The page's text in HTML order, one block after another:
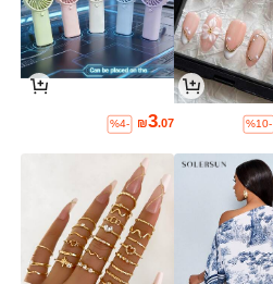
%10-
₪3.07
%4-